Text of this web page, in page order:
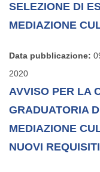
SELEZIONE DI
MEDIAZIONE
Data pubblicazione:
2020
AVVISO PER LA
GRADUATORIA
MEDIAZIONE
NUOVI REQUISITI